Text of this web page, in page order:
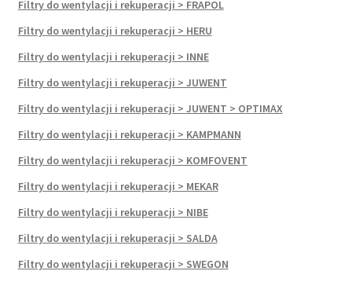
Filtry do wentylacji i rekuperacji > FRAPOL
Filtry do wentylacji i rekuperacji > HERU
Filtry do wentylacji i rekuperacji > INNE
Filtry do wentylacji i rekuperacji > JUWENT
Filtry do wentylacji i rekuperacji > JUWENT > OPTIMAX
Filtry do wentylacji i rekuperacji > KAMPMANN
Filtry do wentylacji i rekuperacji > KOMFOVENT
Filtry do wentylacji i rekuperacji > MEKAR
Filtry do wentylacji i rekuperacji > NIBE
Filtry do wentylacji i rekuperacji > SALDA
Filtry do wentylacji i rekuperacji > SWEGON